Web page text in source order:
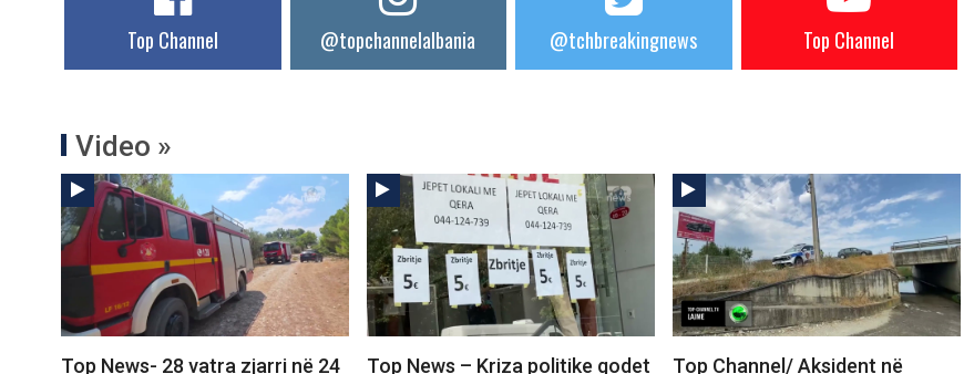
Top Channel @topchannelalbania @tchbreakingnews Top Channel
Video »
Top News- 28 vatra zjarri në 24
Top News – Kriza politike godet
Top Channel/ Aksident në